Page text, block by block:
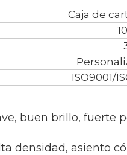
Caja de
ISO9001/
buen brillo, fuerte
densidad, asiento